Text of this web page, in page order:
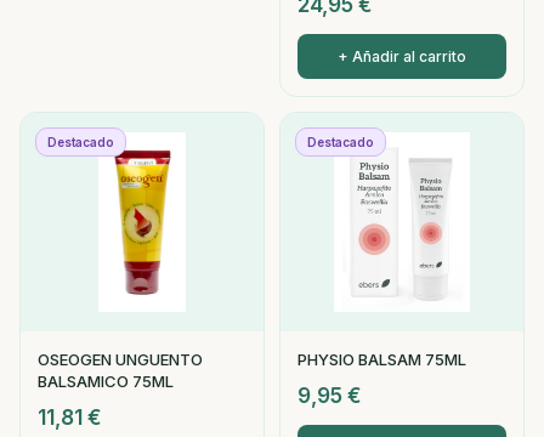
24,95 €
+ Añadir al carrito
Destacado
OSEOGEN UNGUENTO
BALSAMICO 75ML
11,81 €
Destacado
PHYSIO BALSAM 75ML
9,95 €